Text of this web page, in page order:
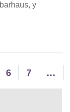
y
6 7 …